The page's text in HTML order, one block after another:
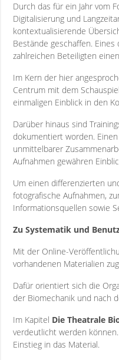
Durch das für ein Jahr vom
Digitalisierung und
kontextualisierende
Bestände geschaffen.
zahlreichen Beteiligten
Im Kern der hier
Centrum mit dem
einmaligen Einblick in den
Darüber hinaus sind
dokumentiert worden.
unmittelbarer
Aufnahmen gewähren
Um einen differenzierten
fotografische Aufnahmen,
Informationsquellen sowie
Zu Systematik und
Mit der Online-
vorhandenen Materialien
Dafür orientiert sich die
der Biomechanik und nach
Im Kapitel Die Theatrale
verdeutlicht werden
Einstieg in das Material.